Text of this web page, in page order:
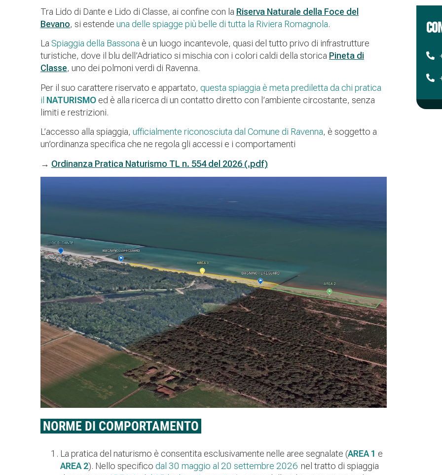
Tra Lido di Dante e Lido di Classe, ai confine con la Riserva Naturale della Foce del
Bevano, si estende una delle spiagge più belle di tutta la Riviera Romagnola.
La Spiaggia della Bassona è un luogo incantevole, quasi del tutto privo di infrastrutture
turistiche, dove il blu dell’Adriatico si mischia con i colori caldi della storica Pineta di
Classe, uno dei polmoni verdi di Ravenna.
Per il suo carattere riservato e appartato, questa spiaggia è meta prediletta da chi pratica
il NATURISMO ed è alla ricerca di un contatto diretto con l’ambiente circostante, senza
limiti e restrizioni.
L’accesso alla spiaggia, ufficialmente riconosciuta dal Comune di Ravenna, è soggetto a
un’ordinanza specifica che ne regola gli accessi e i comportamenti
→ Ordinanza Pratica Naturismo TL n. 554 del 2026 (.pdf)
NORME DI COMPORTAMENTO
La pratica del naturismo è consentita esclusivamente nelle aree segnalate (AREA 1 e
AREA 2). Nello specifico dal 30 maggio al 20 settembre 2026 nel tratto di spiaggia